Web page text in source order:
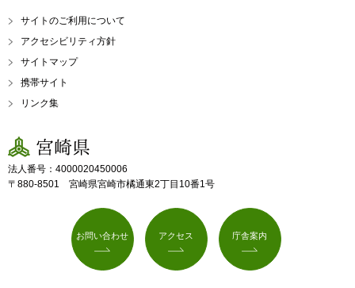
サイトのご利用について
アクセシビリティ方針
サイトマップ
携帯サイト
リンク集
宮崎県
法人番号：4000020450006
〒880-8501 宮崎県宮崎市橘通東2丁目10番1号
お問い合わせ アクセス 庁舎案内